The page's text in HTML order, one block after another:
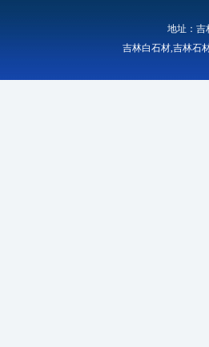
地址：吉
吉林白石材,吉林石